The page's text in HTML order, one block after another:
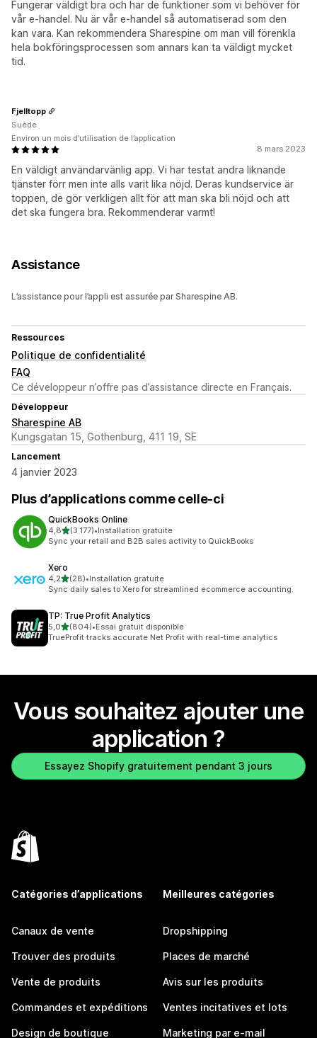
Fungerar väldigt bra och har de funktioner som vi behöver för
vår e-handel. Nu är vår e-handel så automatiserad som den
kan vara. Kan rekommendera Sharespine om man vill förenkla
hela bokföringsprocessen som annars kan ta väldigt mycket
tid.
8 mars 2023
En väldigt användarvänlig app. Vi har testat andra liknande
tjänster förr men inte alls varit lika nöjd. Deras kundservice är
toppen, de gör verkligen allt för att man ska bli nöjd och att
det ska fungera bra. Rekommenderar varmt!
Fjelltopp
Suède
Environ un mois d’utilisation de l’application
Assistance
L’assistance pour l’appli est assurée par Sharespine AB.
Ressources
Politique de confidentialité
FAQ
Ce développeur n’offre pas d’assistance directe en Français.
Développeur
Sharespine AB
Kungsgatan 15, Gothenburg, 411 19, SE
Lancement
4 janvier 2023
Plus d’applications comme celle-ci
QuickBooks Online
4,8étoile(s) sur 5
(3 177)
3177 avis au total
•Installation gratuite
Sync your retail and B2B sales activity to QuickBooks
Xero
4,2étoile(s) sur 5
(28)
28 avis au total
•Installation gratuite
Sync daily sales to Xero for streamlined ecommerce accounting.
TP: True Profit Analytics
5,0étoile(s) sur 5
(804)
804 avis au total
•Essai gratuit disponible
TrueProfit tracks accurate Net Profit with real-time analytics
Vous souhaitez ajouter une
application ?
Essayez Shopify gratuitement pendant 3 jours
Catégories d’applications
Canaux de vente
Trouver des produits
Vente de produits
Commandes et expéditions
Design de boutique
Meilleures catégories
Dropshipping
Places de marché
Avis sur les produits
Ventes incitatives et lots
Marketing par e-mail